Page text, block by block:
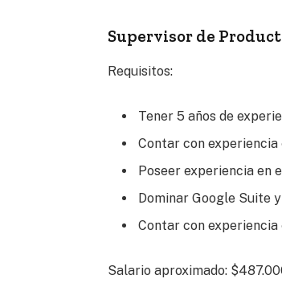
Supervisor de
Requisitos:
Tener 5 años de
Contar con
Poseer experiencia en
Dominar Google Suite
Contar con experiencia
Salario aproximado: